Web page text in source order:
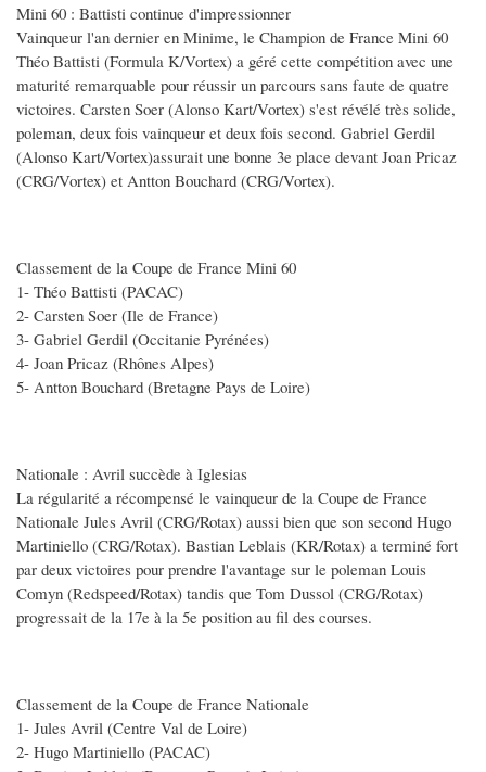
Mini 60 : Battisti continue d'impressionner
Vainqueur l'an dernier en Minime, le Champion de France Mini 60
Théo Battisti (Formula K/Vortex) a géré cette compétition avec une
maturité remarquable pour réussir un parcours sans faute de quatre
victoires. Carsten Soer (Alonso Kart/Vortex) s'est révélé très solide,
poleman, deux fois vainqueur et deux fois second. Gabriel Gerdil
(Alonso Kart/Vortex)assurait une bonne 3e place devant Joan Pricaz
(CRG/Vortex) et Antton Bouchard (CRG/Vortex).
Classement de la Coupe de France Mini 60
1- Théo Battisti (PACAC)
2- Carsten Soer (Ile de France)
3- Gabriel Gerdil (Occitanie Pyrénées)
4- Joan Pricaz (Rhônes Alpes)
5- Antton Bouchard (Bretagne Pays de Loire)
Nationale : Avril succède à Iglesias
La régularité a récompensé le vainqueur de la Coupe de France
Nationale Jules Avril (CRG/Rotax) aussi bien que son second Hugo
Martiniello (CRG/Rotax). Bastian Leblais (KR/Rotax) a terminé fort
par deux victoires pour prendre l'avantage sur le poleman Louis
Comyn (Redspeed/Rotax) tandis que Tom Dussol (CRG/Rotax)
progressait de la 17e à la 5e position au fil des courses.
Classement de la Coupe de France Nationale
1- Jules Avril (Centre Val de Loire)
2- Hugo Martiniello (PACAC)